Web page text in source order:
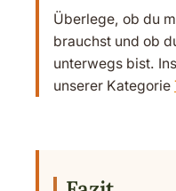
Überlege, ob du
brauchst und ob
unterwegs bist.
unserer Kategorie